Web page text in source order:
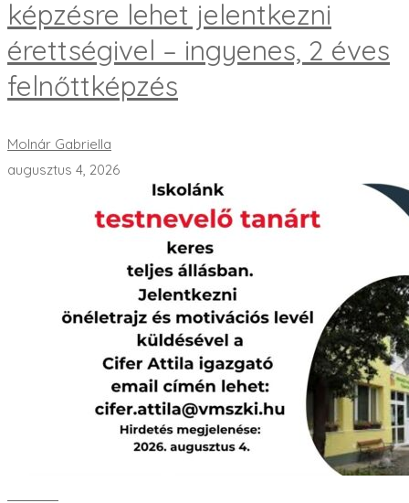
képzésre lehet jelentkezni
érettségivel – ingyenes, 2 éves
felnőttképzés
Molnár Gabriella
augusztus 4, 2026